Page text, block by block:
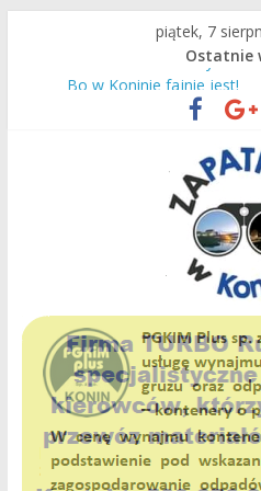
piątek, 7
Ostatnie
Remont zakończony
Bo w Koninie fajnie jest!
Czas intensywnej pracy
Dzieciaki uczą się pływać!
w
Konin